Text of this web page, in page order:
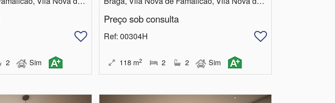
2 Sim
Preço sob consulta
Ref: 00304H
118 m2 2 2 Sim